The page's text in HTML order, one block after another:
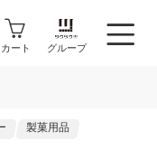
カート グループ
製菓用品